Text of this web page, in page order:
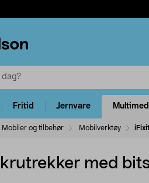
Fritid Jernvare
Mobiler og tilbehør Mobilverktøy
med